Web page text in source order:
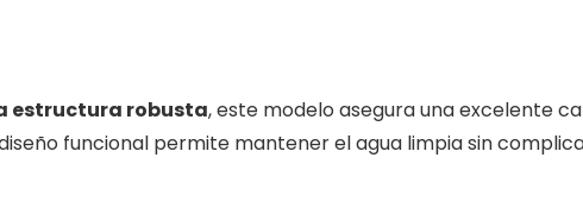
estructura robusta, este modelo asegura una excelente
funcional permite mantener el agua limpia sin